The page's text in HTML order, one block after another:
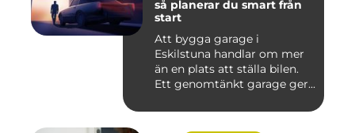
så planerar du smart från
start
Att bygga garage i
Eskilstuna handlar om mer
än en plats att ställa bilen.
Ett genomtänkt garage ger...